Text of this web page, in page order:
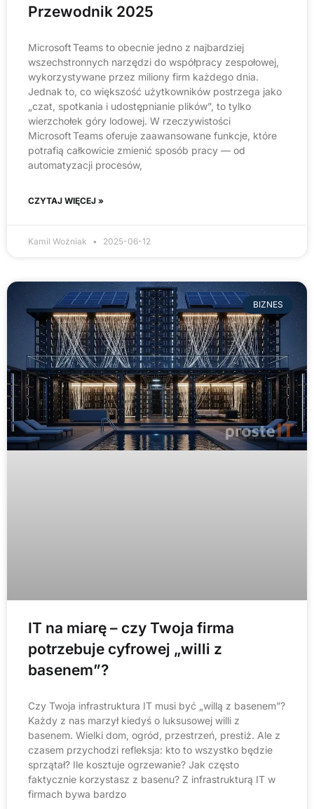
Przewodnik 2025
Microsoft Teams to obecnie jedno z najbardziej
wszechstronnych narzędzi do współpracy zespołowej,
wykorzystywane przez miliony firm każdego dnia.
Jednak to, co większość użytkowników postrzega jako
„czat, spotkania i udostępnianie plików”, to tylko
wierzchołek góry lodowej. W rzeczywistości
Microsoft Teams oferuje zaawansowane funkcje, które
potrafią całkowicie zmienić sposób pracy — od
automatyzacji procesów,
CZYTAJ WIĘCEJ »
Kamil Woźniak 2025-06-12
BIZNES
IT na miarę – czy Twoja firma
potrzebuje cyfrowej „willi z
basenem”?
Czy Twoja infrastruktura IT musi być „willą z basenem”?
Każdy z nas marzył kiedyś o luksusowej willi z
basenem. Wielki dom, ogród, przestrzeń, prestiż. Ale z
czasem przychodzi refleksja: kto to wszystko będzie
sprzątał? Ile kosztuje ogrzewanie? Jak często
faktycznie korzystasz z basenu? Z infrastrukturą IT w
firmach bywa bardzo